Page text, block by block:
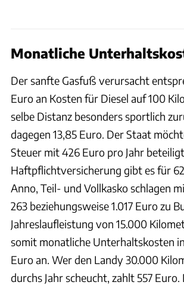
Monatliche
Der sanfte Gasfuß verursacht
Euro an Kosten für Diesel auf 100
selbe Distanz besonders sportlich
dagegen 13,85 Euro. Der Staat
Steuer mit 426 Euro pro Jahr
Haftpflichtversicherung gibt es für
Anno, Teil- und Vollkasko schlagen
263 beziehungsweise 1.017 Euro zu
Jahreslaufleistung von 15.000
somit monatliche Unterhaltskosten
Euro an. Wer den Landy 30.000
durchs Jahr scheucht, zahlt 557 Euro.